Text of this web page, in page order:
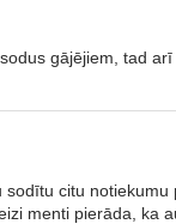
gājējiem, tad
citu notiekumu
menti pierāda, ka